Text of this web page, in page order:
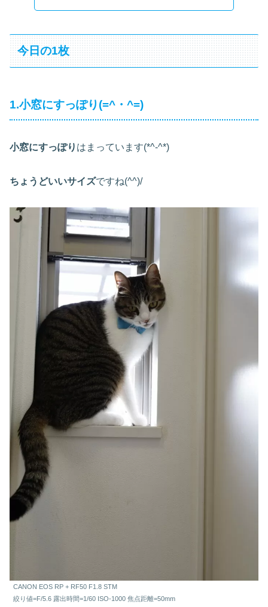
今日の1枚
1.小窓にすっぽり(=^・^=)
小窓にすっぽり はまっています(*^-^*)
ちょうどいいサイズですね(^^)/
CANON EOS RP + RF50 F1.8 STM
絞り値=F/5.6 露出時間=1/60 ISO-1000 焦点距離=50mm